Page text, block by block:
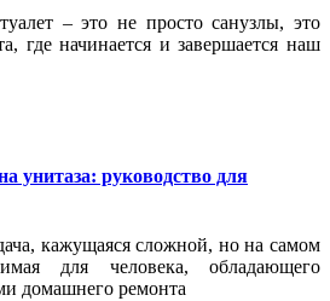
– это не просто санузлы, это
где начинается и завершается наш
унитаза: руководство для
кажущаяся сложной, но на самом
для человека, обладающего
домашнего ремонта